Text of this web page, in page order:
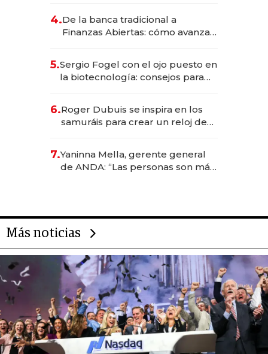
4.De la banca tradicional a
Finanzas Abiertas: cómo avanza
5.Sergio Fogel con el ojo puesto en
la biotecnología: consejos para
6.Roger Dubuis se inspira en los
samuráis para crear un reloj de
7.Yaninna Mella, gerente general
de ANDA: “Las personas son más
Más noticias